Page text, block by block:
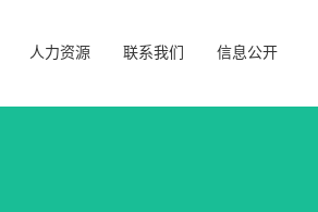
人力资源 联系我们 信息公开